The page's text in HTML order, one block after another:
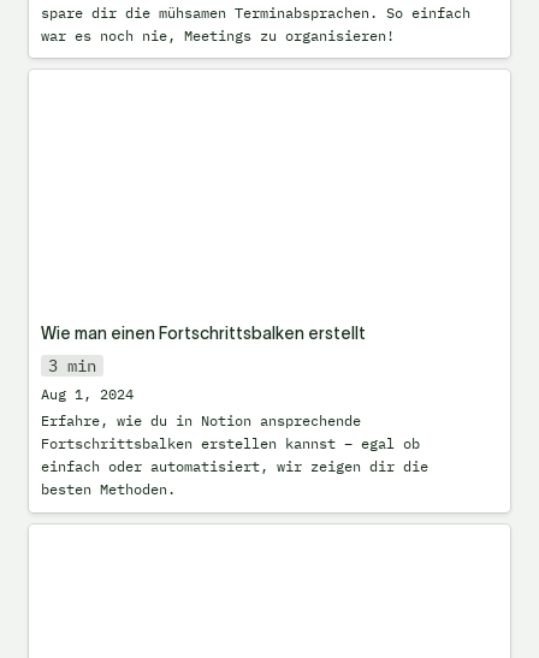
spare dir die mühsamen Terminabsprachen. So einfach
war es noch nie, Meetings zu organisieren!
Wie man einen Fortschrittsbalken erstellt
3 min
Aug 1, 2024
Erfahre, wie du in Notion ansprechende
Fortschrittsbalken erstellen kannst – egal ob
einfach oder automatisiert, wir zeigen dir die
besten Methoden.